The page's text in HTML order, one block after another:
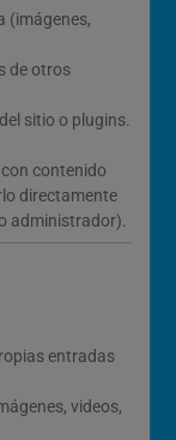
(imágenes,
de otros
sitio o plugins.
contenido
directamente
administrador).
entradas
videos,